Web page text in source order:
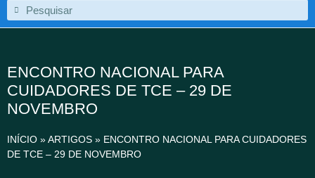
ENCONTRO NACIONAL PARA
CUIDADORES DE TCE – 29 DE
NOVEMBRO
INÍCIO »ARTIGOS » ENCONTRO NACIONAL PARA CUIDADORES
DE TCE – 29 DE NOVEMBRO